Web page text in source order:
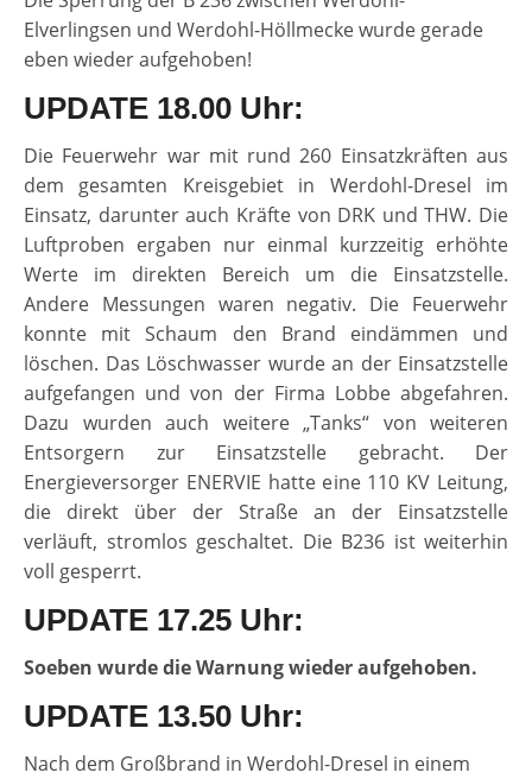
Elverlingsen und Werdohl-Höllmecke wurde gerade
eben wieder aufgehoben!
UPDATE 18.00 Uhr:
Die Feuerwehr war mit rund 260 Einsatzkräften aus
dem gesamten Kreisgebiet in Werdohl-Dresel im
Einsatz, darunter auch Kräfte von DRK und THW. Die
Luftproben ergaben nur einmal kurzzeitig erhöhte
Werte im direkten Bereich um die Einsatzstelle.
Andere Messungen waren negativ. Die Feuerwehr
konnte mit Schaum den Brand eindämmen und
löschen. Das Löschwasser wurde an der Einsatzstelle
aufgefangen und von der Firma Lobbe abgefahren.
Dazu wurden auch weitere „Tanks“ von weiteren
Entsorgern zur Einsatzstelle gebracht. Der
Energieversorger ENERVIE hatte eine 110 KV Leitung,
die direkt über der Straße an der Einsatzstelle
verläuft, stromlos geschaltet. Die B236 ist weiterhin
voll gesperrt.
UPDATE 17.25 Uhr:
Soeben wurde die Warnung wieder aufgehoben.
UPDATE 13.50 Uhr:
Nach dem Großbrand in Werdohl-Dresel in einem